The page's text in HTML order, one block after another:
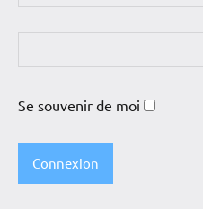
Se souvenir de moi